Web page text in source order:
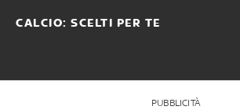
CALCIO: SCELTI PER TE
PUBBLICITÀ